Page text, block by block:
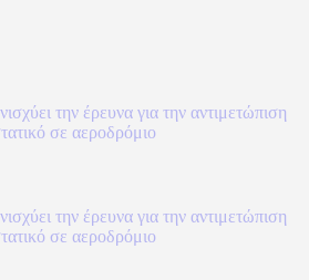
την έρευνα για την αντιμετώπιση
σε αεροδρόμιο
την έρευνα για την αντιμετώπιση
σε αεροδρόμιο